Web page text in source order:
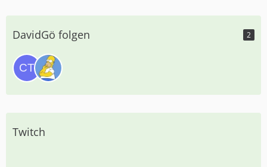
DavidGö folgen 2
Twitch